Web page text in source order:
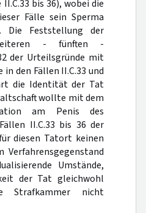
bis 36), wobei die
Fälle sein Sperma
Die Feststellung der
- fünften -
der Urteilsgründe mit
den Fällen II.C.33 und
die Identität der Tat
wollte mit dem
am Penis des
II.C.33 bis 36 der
diesen Tatort keinen
Umstände,
der Tat gleichwohl
Strafkammer nicht